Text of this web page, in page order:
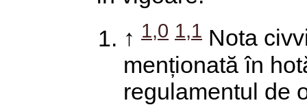
↑ 1,0 1,1 Nota
menționată în
regulamentul de